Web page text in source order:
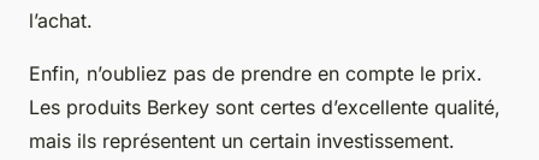
l’achat.
Enfin, n’oubliez pas de prendre en compte le prix.
Les produits Berkey sont certes d’excellente qualité,
mais ils représentent un certain investissement.